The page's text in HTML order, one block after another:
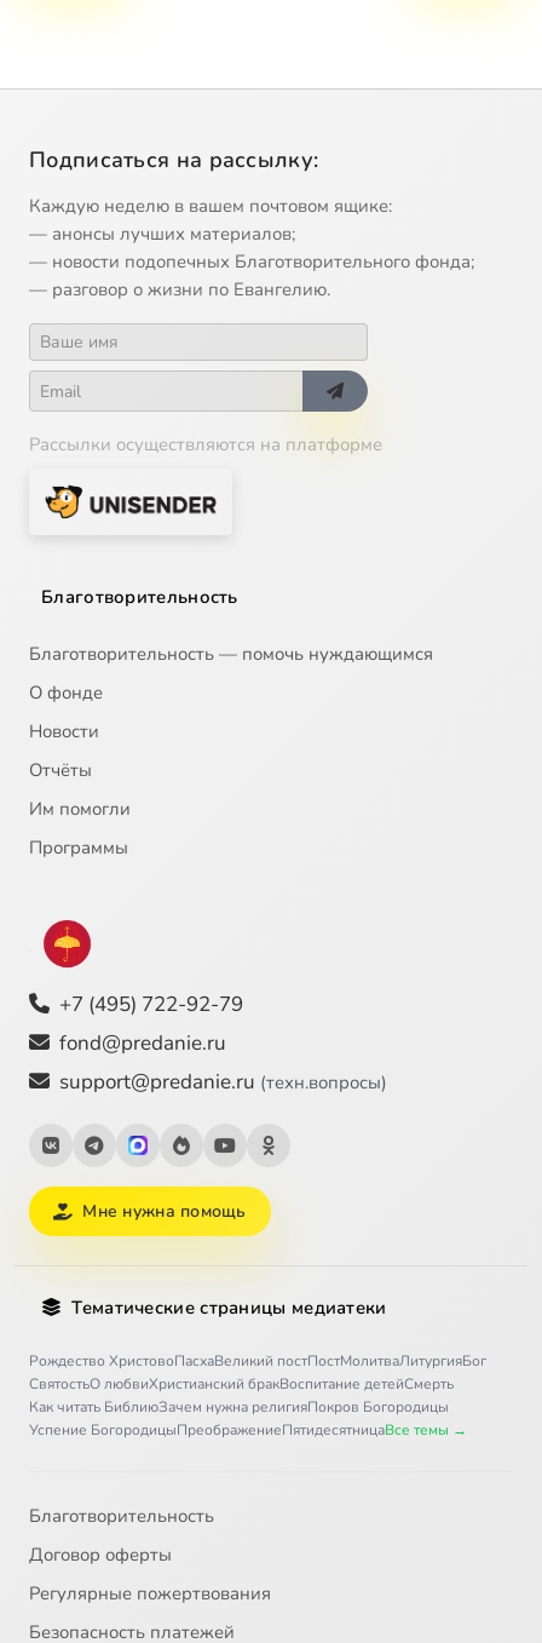
Подписаться на рассылку:
Каждую неделю в вашем почтовом ящике:
— анонсы лучших материалов;
— новости подопечных Благотворительного фонда;
— разговор о жизни по Евангелию.
Рассылки осуществляются на платформе
Благотворительность
Благотворительность — помочь нуждающимся
О фонде
Новости
Отчёты
Им помогли
Программы
+7 (495) 722-92-79
fond@predanie.ru
support@predanie.ru (техн.вопросы)
Мне нужна помощь
Тематические страницы медиатеки
Рождество ХристовоПасхаВеликий постПостМолитваЛитургияБог
СвятостьО любвиХристианский бракВоспитание детейСмерть
Как читать БиблиюЗачем нужна религияПокров Богородицы
Успение БогородицыПреображениеПятидесятницаВсе темы →
Благотворительность
Договор оферты
Регулярные пожертвования
Безопасность платежей